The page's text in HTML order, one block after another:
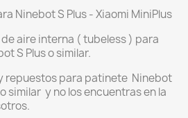
Ninebot S Plus - Xiaomi MiniPlus
aire interna ( tubeless ) para
S Plus o similar.
repuestos para patinete Ninebot
similar y no los encuentras en la